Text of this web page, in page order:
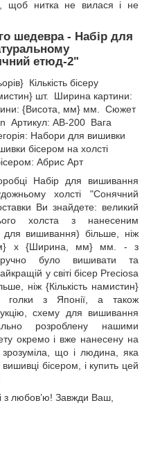
щоб нитка не вилася і не
шедевра - Набір для
етюд-2"
Кількість бісеру
шт. Ширина картини:
{Висота, мм} мм. Сюжет
Артикул: AB-200 Вага
Набори для вишивки
бісером на холсті
Абрис Арт
Набір для вишивання
холсті "Сонячний
Ви знайдете: великий
холста з нанесеним
вишивання) більше, ніж
х {Ширина, мм} мм. - з
було вишивати та
у світі бісер Preciosa
ніж {Кількість намистин}
голки з Японії, а також
схему для вишивання
розроблену нашими
окремо і вже нанесену на
зрозуміла, що і людина, яка
бісером, і купить цей
з любов’ю! Завжди Ваш,